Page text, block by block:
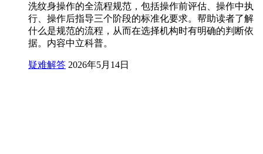
洗纹身操作的全流程规范，包括操作前评估、操作中执
行、操作后指导三个阶段的标准化要求。帮助读者了解
什么是规范的流程，从而在选择机构时有明确的判断依
据。内容中立科普。
疑难解答 2026年5月14日